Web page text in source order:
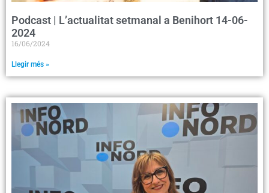
Podcast | L’actualitat setmanal a Benihort 14-06-
2024
16/06/2024
Llegir més »